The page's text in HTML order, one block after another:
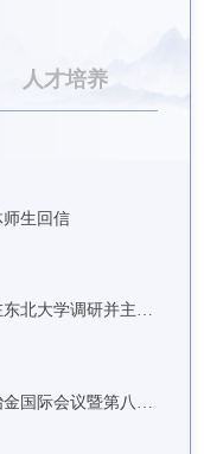
人才培养
生回信
【辽宁新闻】王新伟在东北大学调研并主持召开座谈会